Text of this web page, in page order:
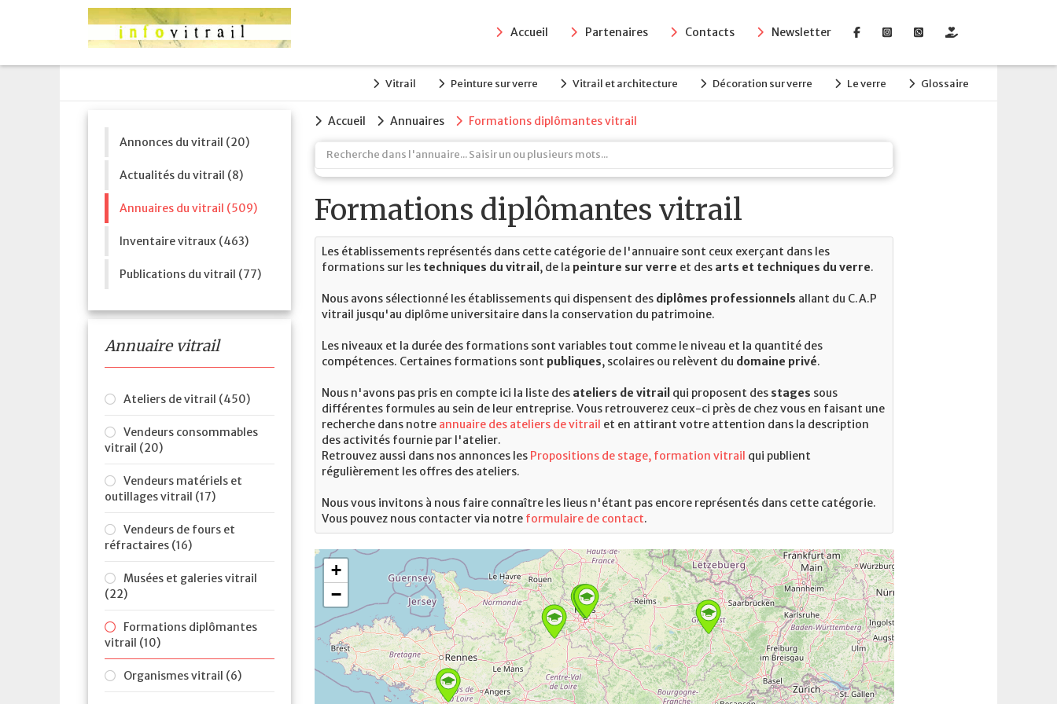
Vitrail Peinture sur verre Vitrail et architecture Décoration sur verre Le verre Glossaire
Accueil Partenaires Contacts Newsletter
Annonces du vitrail (20)
Actualités du vitrail (8)
Annuaires du vitrail (509)
Inventaire vitraux (463)
Publications du vitrail (77)
Annuaire vitrail
Ateliers de vitrail (450)
Vendeurs consommables
vitrail (20)
Vendeurs matériels et
outillages vitrail (17)
Vendeurs de fours et
réfractaires (16)
Musées et galeries vitrail
(22)
Formations diplômantes
vitrail (10)
Organismes vitrail (6)
Accueil Annuaires Formations diplômantes vitrail
Formations diplômantes vitrail
Les établissements représentés dans cette catégorie de l'annuaire sont ceux exerçant dans les
formations sur lestechniques du vitrail , de la peinture sur verre et des arts et techniques du verre.
Nous avons sélectionné les établissements qui dispensent des diplômes professionnels allant du C.A.P
vitrail jusqu'au diplôme universitaire dans la conservation du patrimoine.
Les niveaux et la durée des formations sont variables tout comme le niveau et la quantité des
compétences. Certaines formations sont publiques, scolaires ou relèvent du domaine privé.
Nous n'avons pas pris en compte ici la liste des ateliers de vitrail qui proposent des stages sous
différentes formules au sein de leur entreprise. Vous retrouverez ceux-ci près de chez vous en faisant une
recherche dans notre annuaire des ateliers de vitrail et en attirant votre attention dans la description
des activités fournie par l'atelier.
Retrouvez aussi dans nos annonces les Propositions de stage, formation vitrail qui publient
régulièrement les offres des ateliers.
Nous vous invitons à nous faire connaître les lieus n'étant pas encore représentés dans cette catégorie.
Vous pouvez nous contacter via notre formulaire de contact.